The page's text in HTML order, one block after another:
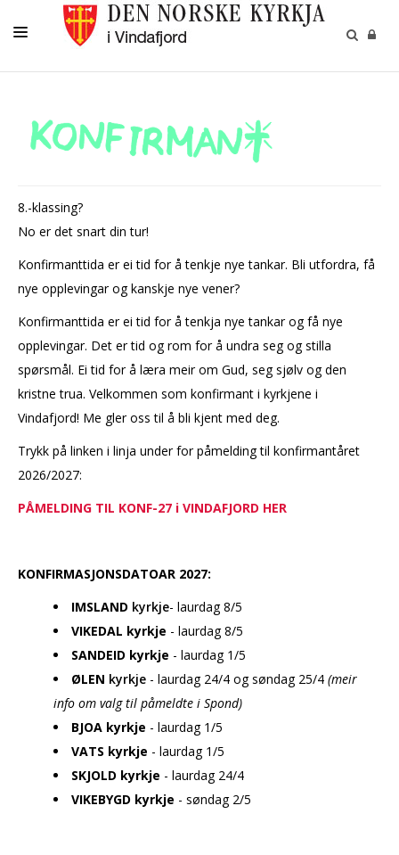
KONFIRMASJON
BORN OG UNGDOM
KYRKJENE
KONTAKT
RÅD OG UTVAL
8.-klassing?
No er det snart din tur!
Konfirmanttida er ei tid for å tenkje nye tankar. Bli utfordra, få
nye opplevingar og kanskje nye vener?
Konfirmanttida er ei tid for å tenkja nye tankar og få nye
opplevingar. Det er tid og rom for å undra seg og stilla
spørsmål. Ei tid for å læra meir om Gud, seg sjølv og den
kristne trua. Velkommen som konfirmant i kyrkjene i
Vindafjord! Me gler oss til å bli kjent med deg.
Trykk på linken i linja under for påmelding til konfirmantåret
2026/2027:
PÅMELDING TIL KONF-27 i VINDAFJORD HER
KONFIRMASJONSDATOAR 2027:
IMSLAND kyrkje- laurdag 8/5
VIKEDAL kyrkje - laurdag 8/5
SANDEID kyrkje - laurdag 1/5
ØLEN kyrkje - laurdag 24/4 og søndag 25/4 (meir
info om valg til påmeldte i Spond)
BJOA kyrkje - laurdag 1/5
VATS kyrkje - laurdag 1/5
SKJOLD kyrkje - laurdag 24/4
VIKEBYGD kyrkje - søndag 2/5